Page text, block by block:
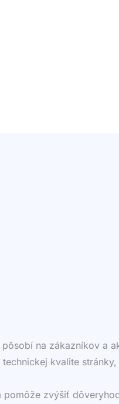
na zákazníkov a
kvalite
pomôže zvýšiť